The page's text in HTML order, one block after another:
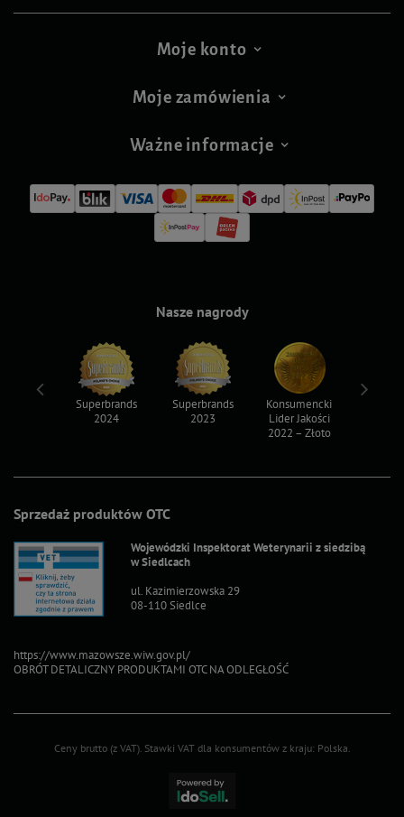
Moje konto
Moje zamówienia
Ważne informacje
Sprzedaż produktów OTC
Wojewódzki Inspektorat Weterynarii z siedzibą
w Siedlcach
ul. Kazimierzowska 29
08-110 Siedlce
https://www.mazowsze.wiw.gov.pl/
OBRÓT DETALICZNY PRODUKTAMI OTC NA ODLEGŁOŚĆ
Nasze nagrody
Superbrands
2024
Superbrands
2023
Konsumencki
Lider Jakości
2022 – Złoto
Ceny brutto (z VAT). Stawki VAT dla konsumentów z kraju: Polska